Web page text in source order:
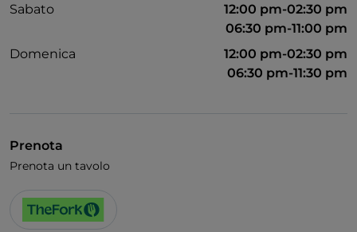
Sabato
12:00 pm-02:30 pm
06:30 pm-11:00 pm
Domenica
12:00 pm-02:30 pm
06:30 pm-11:30 pm
Prenota
Prenota un tavolo